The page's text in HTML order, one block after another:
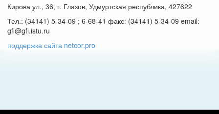
Кирова ул., 36, г. Глазов, Удмуртская республика, 427622
Тел.: (34141) 5-34-09 ; 6-68-41 факс: (34141) 5-34-09 email:
gfi@gfi.istu.ru
поддержка сайта netcor.pro